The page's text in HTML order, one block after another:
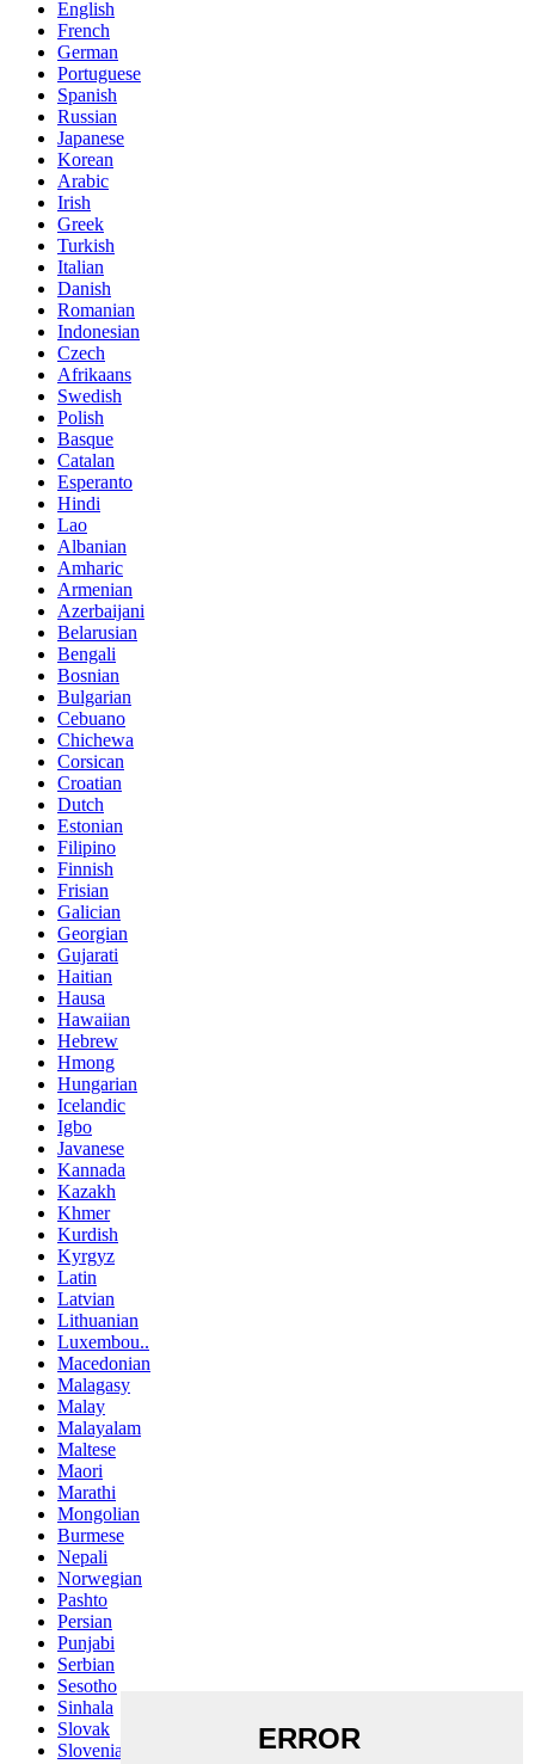
English
French
German
Portuguese
Spanish
Russian
Japanese
Korean
Arabic
Irish
Greek
Turkish
Italian
Danish
Romanian
Indonesian
Czech
Afrikaans
Swedish
Polish
Basque
Catalan
Esperanto
Hindi
Lao
Albanian
Amharic
Armenian
Azerbaijani
Belarusian
Bengali
Bosnian
Bulgarian
Cebuano
Chichewa
Corsican
Croatian
Dutch
Estonian
Filipino
Finnish
Frisian
Galician
Georgian
Gujarati
Haitian
Hausa
Hawaiian
Hebrew
Hmong
Hungarian
Icelandic
Igbo
Javanese
Kannada
Kazakh
Khmer
Kurdish
Kyrgyz
Latin
Latvian
Lithuanian
Luxembou..
Macedonian
Malagasy
Malay
Malayalam
Maltese
Maori
Marathi
Mongolian
Burmese
Nepali
Norwegian
Pashto
Persian
Punjabi
Serbian
Sesotho
Sinhala
Slovak
Slovenian